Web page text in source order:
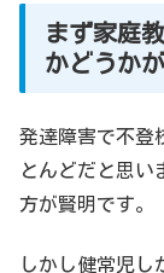
まず家庭
かどうか
発達障害で不登
とんどだと思い
方が賢明です。
しかし健常児し